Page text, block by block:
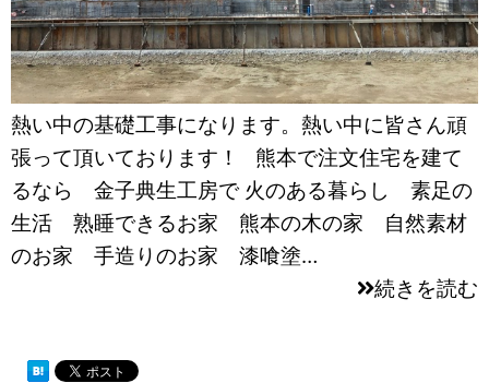
熱い中の基礎工事になります。熱い中に皆さん頑
張って頂いております！ 熊本で注文住宅を建て
るなら 金子典生工房で 火のある暮らし 素足の
生活 熟睡できるお家 熊本の木の家 自然素材
のお家 手造りのお家 漆喰塗…
続きを読む